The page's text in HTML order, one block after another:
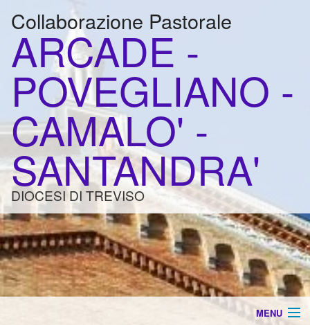
Collaborazione Pastorale
ARCADE -
POVEGLIANO -
CAMALO' -
SANTANDRA'
DIOCESI DI TREVISO
MENU